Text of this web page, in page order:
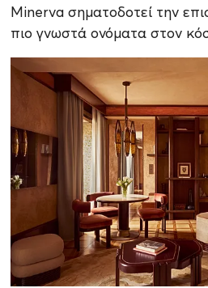
Minerva σηματοδοτεί την
πιο γνωστά ονόματα στον